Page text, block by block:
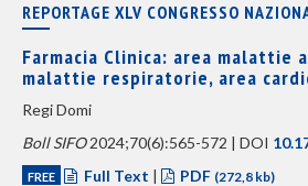
REPORTAGE XLV CONGRESSO
Farmacia Clinica: area malattie
malattie respiratorie, area
Regi Domi
Boll SIFO2024;70(6):565-572 | DOI
FREE Full Text | PDF (272,8 kb)